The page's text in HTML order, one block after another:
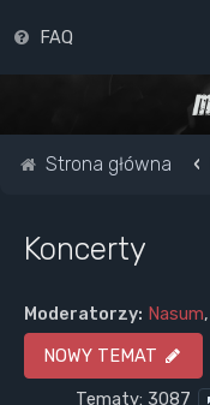
FAQ
Strona główna
Koncerty
Moderatorzy: Nasum,
NOWY TEMAT
Tematy: 3087